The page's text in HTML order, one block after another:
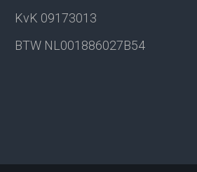
KvK 09173013
BTW NL001886027B54